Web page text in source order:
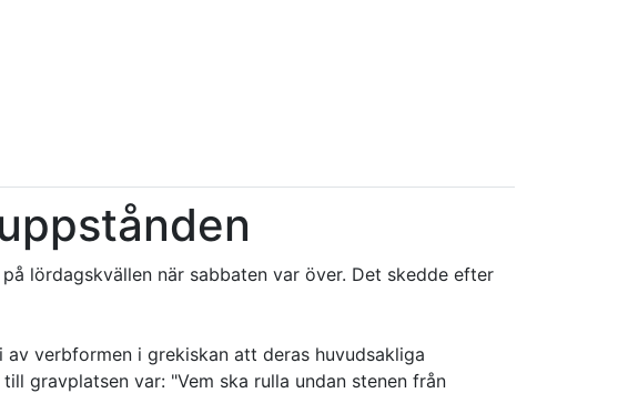
lördagskvällen när sabbaten var över. Det skedde efter
verbformen i grekiskan att deras huvudsakliga
gravplatsen var: "Vem ska rulla undan stenen från